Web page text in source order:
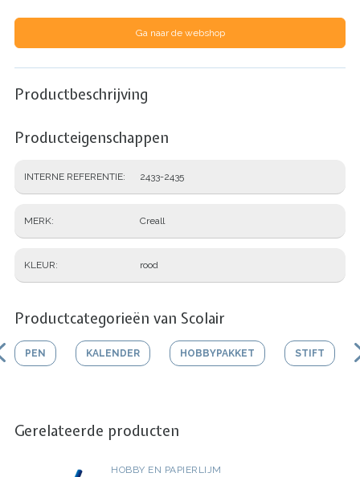
Ga naar de webshop
Productbeschrijving
Producteigenschappen
INTERNE REFERENTIE 2433-2435
MERK Creall
KLEUR rood
Productcategorieën van Scolair
PEN KALENDER HOBBYPAKKET STIFT
Gerelateerde producten
HOBBY EN PAPIERLIJM